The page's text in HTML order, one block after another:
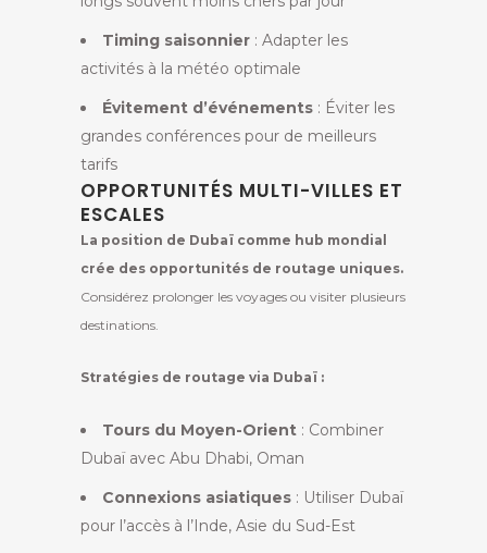
Timing saisonnier : Adapter les
activités à la météo optimale
Évitement d’événements : Éviter les
grandes conférences pour de meilleurs
tarifs
OPPORTUNITÉS MULTI-VILLES ET
ESCALES
La position de Dubaï comme hub mondial
crée des opportunités de routage uniques.
Considérez prolonger les voyages ou visiter plusieurs
destinations.
Stratégies de routage via Dubaï :
Tours du Moyen-Orient : Combiner
Dubaï avec Abu Dhabi, Oman
Connexions asiatiques : Utiliser Dubaï
pour l’accès à l’Inde, Asie du Sud-Est